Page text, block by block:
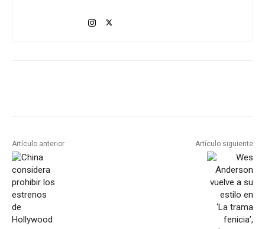
Artículo anterior Artículo siguiente